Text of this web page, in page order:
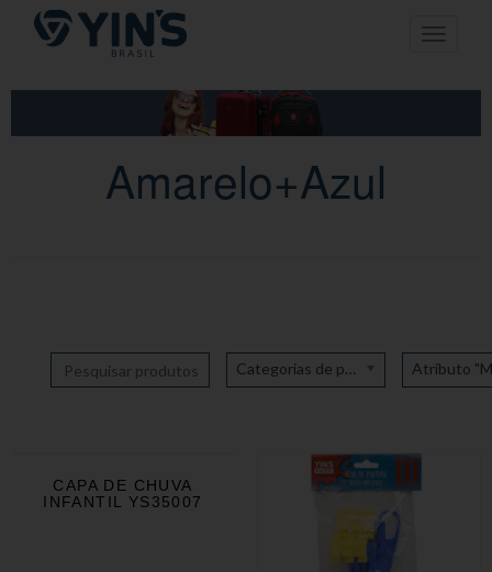
Pular
para
conteúdo
Toggle
Amarelo+Azul
Categorias de produto
CAPA DE CHUVA
INFANTIL YS35007